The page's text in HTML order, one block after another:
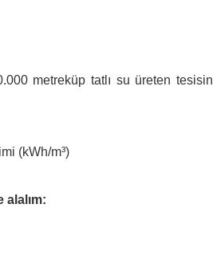
metreküp tatlı su üreten tesisin
(kWh/m³)